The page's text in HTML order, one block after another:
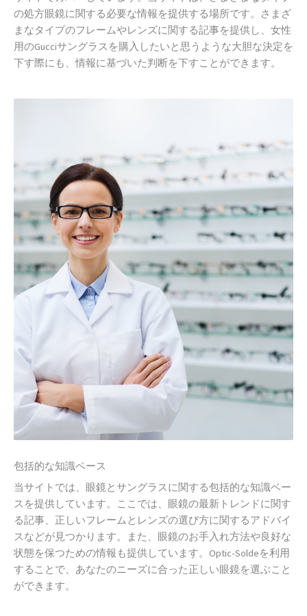
の処方眼鏡に関する必要な情報を提供する場所です。さまざ
まなタイプのフレームやレンズに関する記事を提供し、女性
用のGucciサングラスを購入したいと思うような大胆な決定を
下す際にも、情報に基づいた判断を下すことができます。
包括的な知識ベース
当サイトでは、眼鏡とサングラスに関する包括的な知識ベー
スを提供しています。ここでは、眼鏡の最新トレンドに関す
る記事、正しいフレームとレンズの選び方に関するアドバイ
スなどが見つかります。また、眼鏡のお手入れ方法や良好な
状態を保つための情報も提供しています。Optic-Soldeを利用
することで、あなたのニーズに合った正しい眼鏡を選ぶこと
ができます。